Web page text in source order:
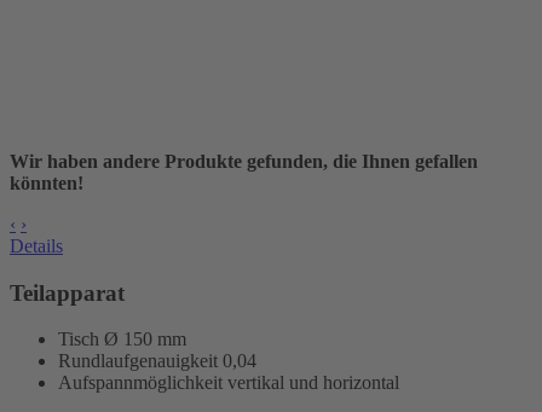
Wir haben andere Produkte gefunden, die Ihnen gefallen
könnten!
‹ ›
Details
Teilapparat
Tisch Ø 150 mm
Rundlaufgenauigkeit 0,04
Aufspannmöglichkeit vertikal und horizontal